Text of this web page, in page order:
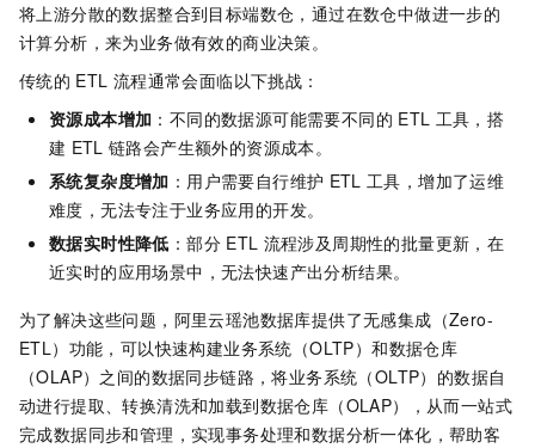
将上游分散的数据整合到目标端数仓，通过在数仓中做进一步的
计算分析，来为业务做有效的商业决策。
传统的 ETL 流程通常会面临以下挑战：
资源成本增加 ：不同的数据源可能需要不同的 ETL 工具，搭
建 ETL 链路会产生额外的资源成本。
系统复杂度增加 ：用户需要自行维护 ETL 工具，增加了运维
难度，无法专注于业务应用的开发。
数据实时性降低 ：部分 ETL 流程涉及周期性的批量更新，在
近实时的应用场景中，无法快速产出分析结果。
为了解决这些问题，阿里云瑶池数据库提供了无感集成（Zero-
ETL）功能，可以快速构建业务系统（OLTP）和数据仓库
（OLAP）之间的数据同步链路，将业务系统（OLTP）的数据自
动进行提取、转换清洗和加载到数据仓库（OLAP），从而一站式
完成数据同步和管理，实现事务处理和数据分析一体化，帮助客